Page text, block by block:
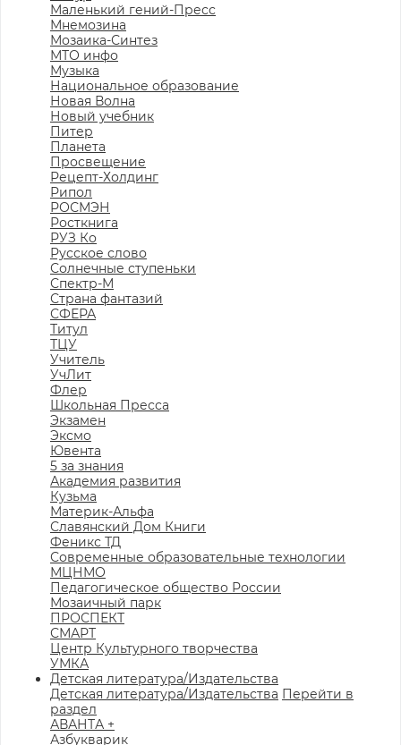
Маленький гений-Пресс
Мнемозина
Мозаика-Синтез
МТО инфо
Музыка
Национальное образование
Новая Волна
Новый учебник
Питер
Планета
Просвещение
Рецепт-Холдинг
Рипол
РОСМЭН
Росткнига
РУЗ Ко
Русское слово
Солнечные ступеньки
Спектр-М
Страна фантазий
СФЕРА
Титул
ТЦУ
Учитель
УчЛит
Флер
Школьная Пресса
Экзамен
Эксмо
Ювента
5 за знания
Академия развития
Кузьма
Материк-Альфа
Славянский Дом Книги
Феникс ТД
Современные образовательные технологии
МЦНМО
Педагогическое общество России
Мозаичный парк
ПРОСПЕКТ
СМАРТ
Центр Культурного творчества
УМКА
Детская литература/Издательства
Детская литература/Издательства Перейти в
раздел
АВАНТА +
Азбукварик